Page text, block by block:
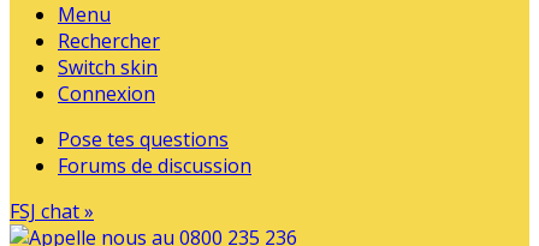
Menu
Rechercher
Switch skin
Connexion
Pose tes questions
Forums de discussion
FSJ chat »